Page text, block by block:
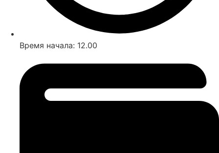
Время начала: 12.00